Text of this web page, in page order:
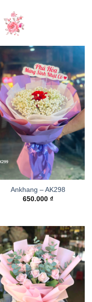
Ankhang – AK298
650.000 ₫